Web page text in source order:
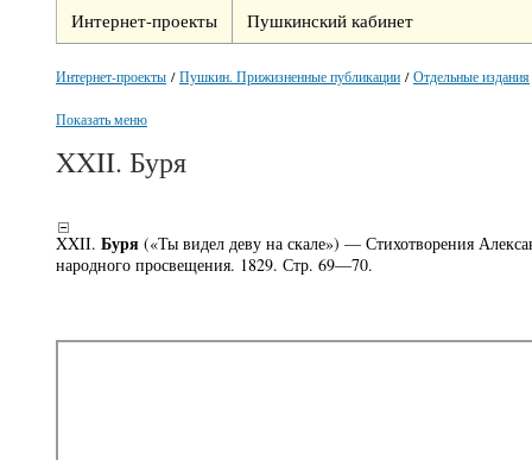
Интернет-проекты
Пушкинский кабинет
Интернет-проекты /Пушкин. Прижизненные публикации /Отдельные издания
Показать меню
XXII. Буря
XXII. Буря («Ты видел деву на скале») — Стихотворения
народного просвещения. 1829. Стр. 69—70.